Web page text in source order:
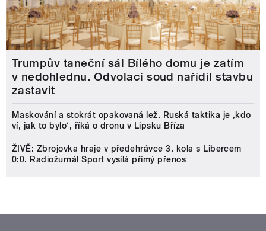
Trumpův taneční sál Bílého domu je zatím
v nedohlednu. Odvolací soud nařídil stavbu
zastavit
Maskování a stokrát opakovaná lež. Ruská taktika je ‚kdo
ví, jak to bylo‘, říká o dronu v Lipsku Bříza
ŽIVĚ: Zbrojovka hraje v předehrávce 3. kola s Libercem
0:0. Radiožurnál Sport vysílá přímý přenos